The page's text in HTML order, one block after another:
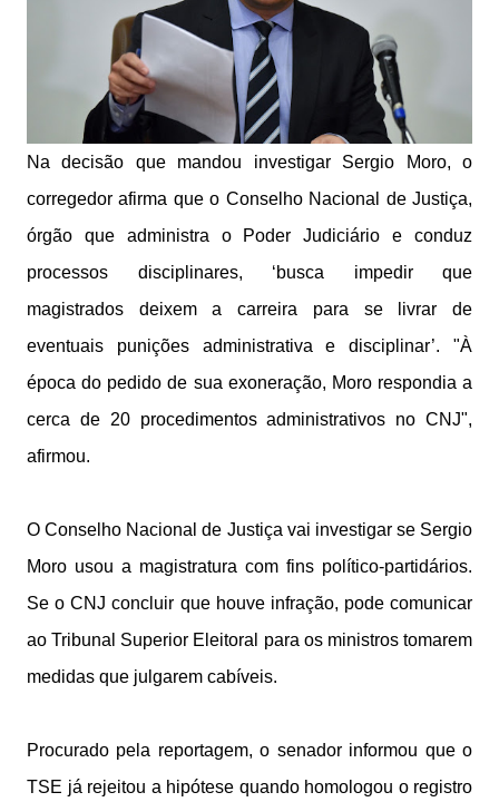
Na decisão que mandou investigar Sergio Moro, o
corregedor afirma que o Conselho Nacional de Justiça,
órgão que administra o Poder Judiciário e conduz
processos disciplinares, ‘busca impedir que
magistrados deixem a carreira para se livrar de
eventuais punições administrativa e disciplinar’. "À
época do pedido de sua exoneração, Moro respondia a
cerca de 20 procedimentos administrativos no CNJ",
afirmou.
O Conselho Nacional de Justiça vai investigar se Sergio
Moro usou a magistratura com fins político-partidários.
Se o CNJ concluir que houve infração, pode comunicar
ao Tribunal Superior Eleitoral para os ministros tomarem
medidas que julgarem cabíveis.
Procurado pela reportagem, o senador informou que o
TSE já rejeitou a hipótese quando homologou o registro